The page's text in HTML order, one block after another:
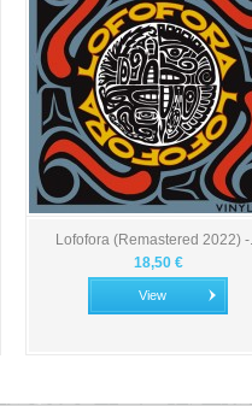
Lofofora (Remastered 2022) -
18,50 €
View